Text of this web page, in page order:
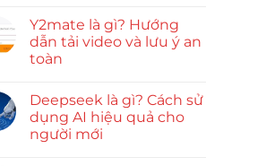
Y2mate là gì? Hướng
dẫn tải video và lưu ý an
toàn
Deepseek là gì? Cách sử
dụng AI hiệu quả cho
người mới